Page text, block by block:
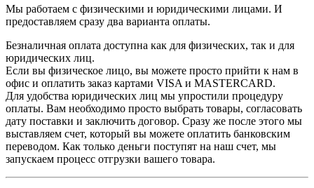
Мы работаем с физическими и юридическими лицами. И
предоставляем сразу два варианта оплаты.
Безналичная оплата доступна как для физических, так и для
юридических лиц.
Если вы физическое лицо, вы можете просто прийти к нам в
офис и оплатить заказ картами VISA и MASTERCARD.
Для удобства юридических лиц мы упростили процедуру
оплаты. Вам необходимо просто выбрать товары, согласовать
дату поставки и заключить договор. Сразу же после этого мы
выставляем счет, который вы можете оплатить банковским
переводом. Как только деньги поступят на наш счет, мы
запускаем процесс отгрузки вашего товара.